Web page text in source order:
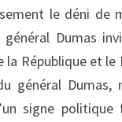
le déni de
général Dumas
République et
général
signe